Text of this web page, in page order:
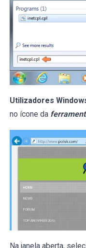
Utilizadores
no ícone da
Na janela aberta,